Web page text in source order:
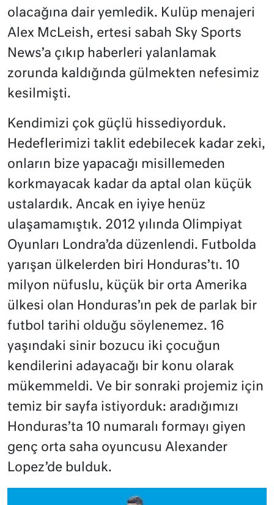
olacağına dair yemledik. Kulüp menajeri
Alex McLeish, ertesi sabah Sky Sports
News’a çıkıp haberleri yalanlamak
zorunda kaldığında gülmekten nefesimiz
kesilmişti.
Kendimizi çok güçlü hissediyorduk.
Hedeflerimizi taklit edebilecek kadar zeki,
onların bize yapacağı misillemeden
korkmayacak kadar da aptal olan küçük
ustalardık. Ancak en iyiye henüz
ulaşamamıştık. 2012 yılında Olimpiyat
Oyunları Londra’da düzenlendi. Futbolda
yarışan ülkelerden biri Honduras’tı. 10
milyon nüfuslu, küçük bir orta Amerika
ülkesi olan Honduras’ın pek de parlak bir
futbol tarihi olduğu söylenemez. 16
yaşındaki sinir bozucu iki çocuğun
kendilerini adayacağı bir konu olarak
mükemmeldi. Ve bir sonraki projemiz için
temiz bir sayfa istiyorduk: aradığımızı
Honduras’ta 10 numaralı formayı giyen
genç orta saha oyuncusu Alexander
Lopez’de bulduk.